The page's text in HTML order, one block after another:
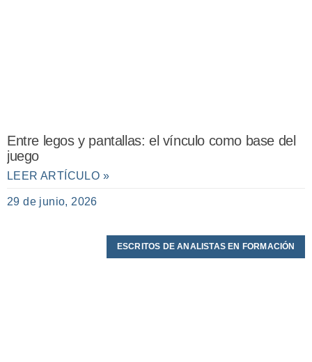
Entre legos y pantallas: el vínculo como base del
juego
LEER ARTÍCULO »
29 de junio, 2026
ESCRITOS DE ANALISTAS EN FORMACIÓN